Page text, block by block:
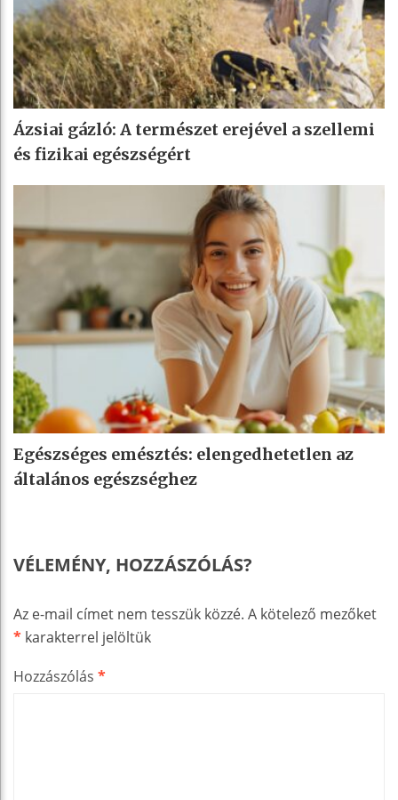
Ázsiai gázló: A természet erejével a szellemi
és fizikai egészségért
Egészséges emésztés: elengedhetetlen az
általános egészséghez
VÉLEMÉNY, HOZZÁSZÓLÁS?
Az e-mail címet nem tesszük közzé. A kötelező mezőket
* karakterrel jelöltük
Hozzászólás *